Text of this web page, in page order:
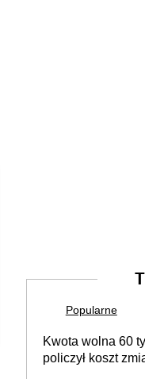
Popularne
Kwota wolna 60
policzył koszt